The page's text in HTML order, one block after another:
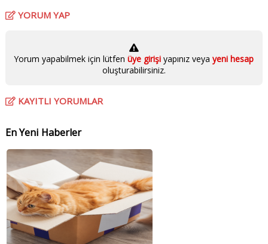
YORUM YAP
Yorum yapabilmek için lütfenüye girişiyapınız veya yeni hesap
oluşturabilirsiniz.
KAYITLI YORUMLAR
En Yeni Haberler